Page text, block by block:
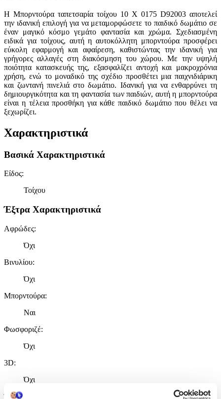
Η Μπορντούρα ταπετσαρία τοίχου 10 Χ 0175 D92003 αποτελεί
την ιδανική επιλογή για να μεταμορφώσετε το παιδικό δωμάτιο σε
έναν μαγικό κόσμο γεμάτο φαντασία και χρώμα. Σχεδιασμένη
ειδικά για τοίχους, αυτή η αυτοκόλλητη μπορντούρα προσφέρει
εύκολη εφαρμογή και αφαίρεση, καθιστώντας την ιδανική για
γρήγορες αλλαγές στη διακόσμηση του χώρου. Με την υψηλή
ποιότητα κατασκευής της, εξασφαλίζει αντοχή και μακροχρόνια
χρήση, ενώ το μοναδικό της σχέδιο προσθέτει μια παιχνιδιάρικη
και ζωντανή πινελιά στο δωμάτιο. Ιδανική για να ενθαρρύνει τη
δημιουργικότητα και τη φαντασία των παιδιών, αυτή η μπορντούρα
είναι η τέλεια προσθήκη για κάθε παιδικό δωμάτιο που θέλει να
ξεχωρίζει.
Χαρακτηριστικά
Βασικά Χαρακτηριστικά
Είδος:
Τοίχου
Έξτρα Χαρακτηριστικά
Αφρώδες:
Όχι
Βινυλίου:
Όχι
Μπορντούρα:
Ναι
Φωσφοριζέ:
Όχι
3D:
Όχι
Ύψος: